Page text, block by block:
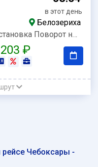
в этот день
Белозериха
остановка Поворот на Белозериху
₽
Чебоксары -